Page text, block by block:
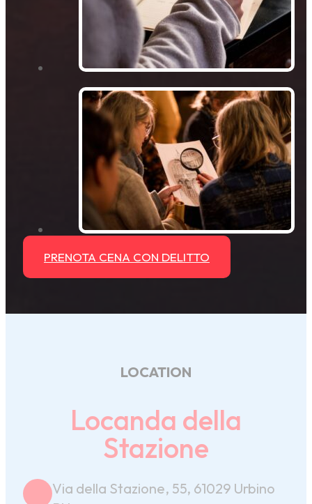
PRENOTA CENA CON DELITTO
LOCATION
Locanda della
Stazione
Via della Stazione, 55, 61029 Urbino